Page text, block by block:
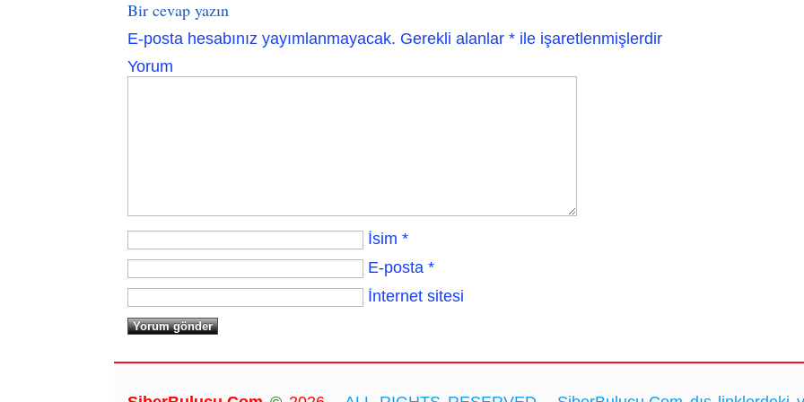
Bir cevap yazın
E-posta hesabınız yayımlanmayacak. Gerekli alanlar * ile işaretlenmişlerdir
Yorum
İsim *
E-posta *
İnternet sitesi